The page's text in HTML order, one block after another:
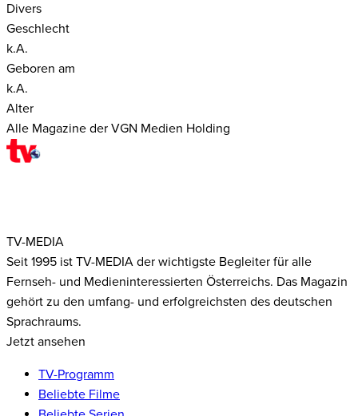
Divers
Geschlecht
k.A.
Geboren am
k.A.
Alter
Alle Magazine der VGN Medien Holding
TV-MEDIA
Seit 1995 ist TV-MEDIA der wichtigste Begleiter für alle
Fernseh- und Medieninteressierten Österreichs. Das Magazin
gehört zu den umfang- und erfolgreichsten des deutschen
Sprachraums.
Jetzt ansehen
TV-Programm
Beliebte Filme